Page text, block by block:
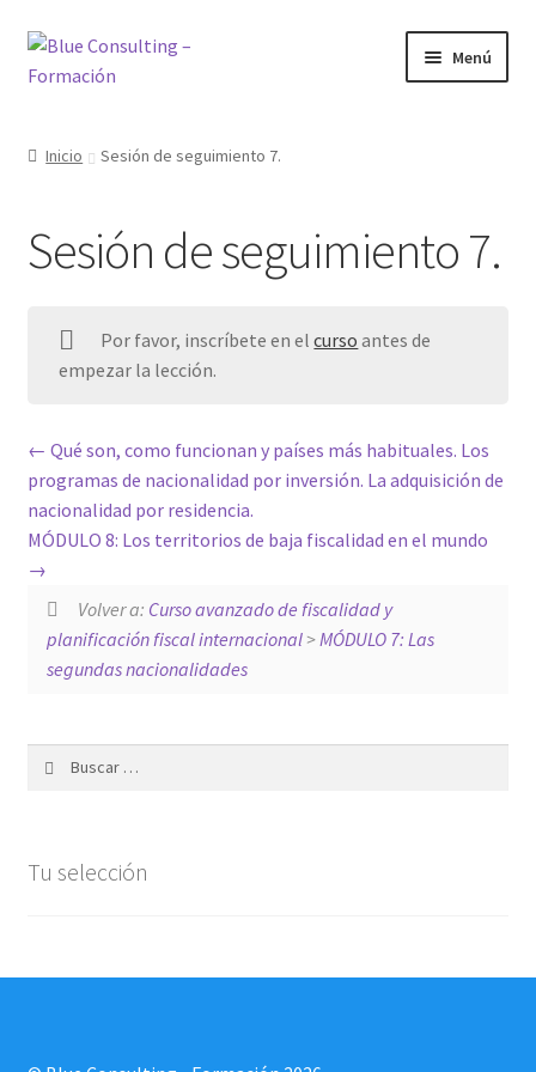
Ir
a
Ir
al
Menú
Blog
Inicio
Mi cuenta
Mis cursos
Pago
Sample Page
Inicio Sesión de seguimiento 7.
Sesión de seguimiento 7.
Por favor, inscríbete en elcurso antes de
empezar la lección.
Qué son, como funcionan y países más habituales. Los
programas de nacionalidad por inversión. La adquisición de
nacionalidad por residencia.
MÓDULO 8: Los territorios de baja fiscalidad en el mundo
Volver a: Curso avanzado de fiscalidad y
planificación fiscal internacional>MÓDULO 7: Las
segundas nacionalidades
Tu selección